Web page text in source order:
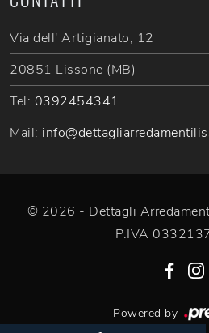
Via dell' Artigianato, 12
20851 Lissone (MB)
Tel: 0392454341
Mail:
© 2026 - Dettagli
P.IVA
Powered by